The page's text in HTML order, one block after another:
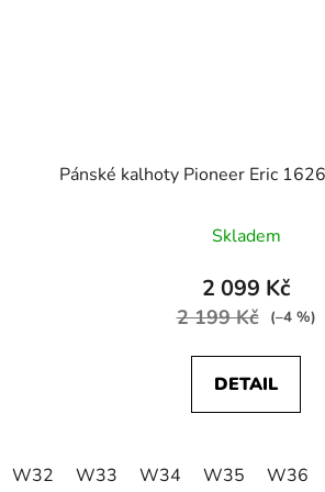
Pánské kalhoty Pioneer Eric
Skladem
2 099 Kč
2 199 Kč (–4 %)
DETAIL
W32 W33 W34 W35 W36